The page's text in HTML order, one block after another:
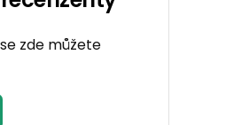
zde můžete